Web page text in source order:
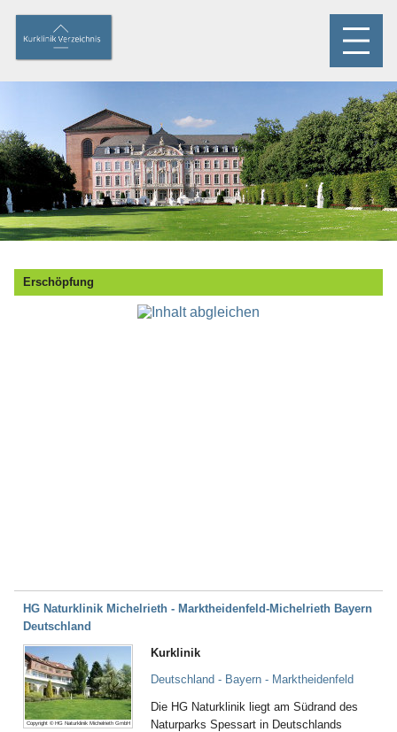
Erschöpfung
HG Naturklinik Michelrieth - Marktheidenfeld-Michelrieth Bayern
Deutschland
Copyright © HG Naturklinik Michelrieth GmbH
Kurklinik
Deutschland - Bayern - Marktheidenfeld
Die HG Naturklinik liegt am Südrand des
Naturparks Spessart in Deutschlands